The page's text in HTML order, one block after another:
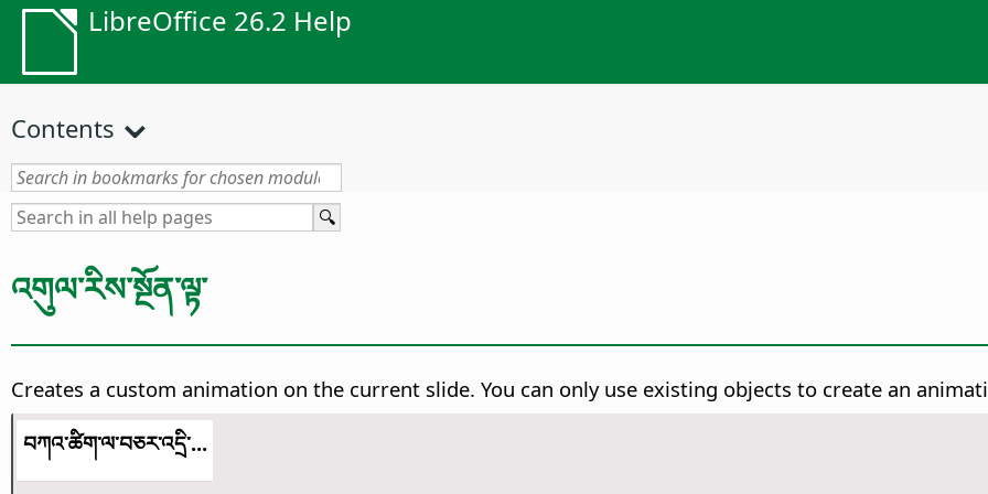
LibreOffice 26.2 Help
Contents
འགུལ་རིས་སྔོན་ལྟ་
Creates a custom animation on the current slide. You can only use existing objects to create an
བཀའ་ཚིག་ལ་བཅར་འདྲི་...